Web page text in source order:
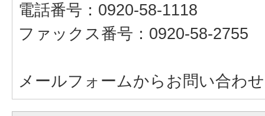
電話番号：0920-58-1118
ファックス番号：0920-58-2755
メールフォームからお問い合わ